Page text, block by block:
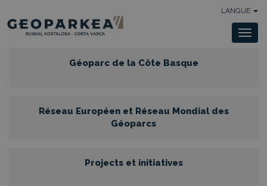
LANGUE
Géoparc de la Côte Basque
Réseau Européen et Réseau Mondial des
Géoparcs
Projects et initiatives